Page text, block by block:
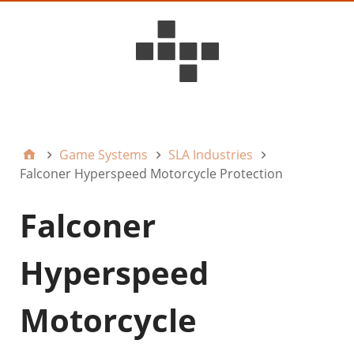
Game Systems
SLA Industries
Falconer Hyperspeed Motorcycle Protection
Falconer
Hyperspeed
Motorcycle